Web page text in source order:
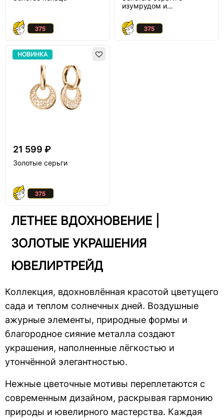
изумрудом и
НОВИНКА
21 599 ₽
Золотые серьги
ЛЕТНЕЕ ВДОХНОВЕНИЕ |
ЗОЛОТЫЕ УКРАШЕНИЯ
ЮВЕЛИРТРЕЙД
Коллекция, вдохновлённая красотой цветущего
сада и теплом солнечных дней. Воздушные
ажурные элементы, природные формы и
благородное сияние металла создают
украшения, наполненные лёгкостью и
утончённой элегантностью.
Нежные цветочные мотивы переплетаются с
современным дизайном, раскрывая гармонию
природы и ювелирного мастерства. Каждая